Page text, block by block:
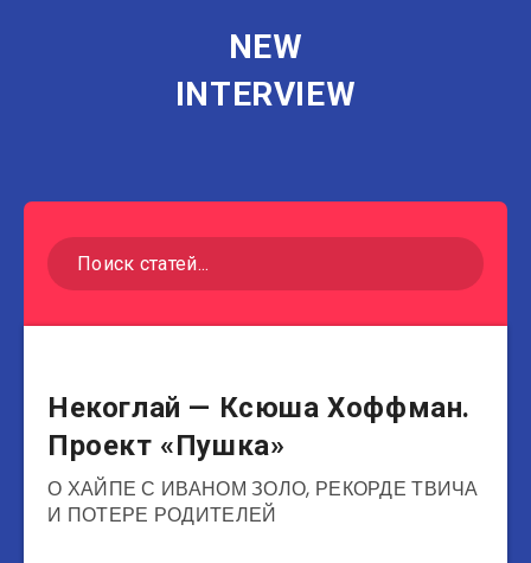
NEW
INTERVIEW
Блогеры
Некоглай — Ксюша Хоффман.
Проект «Пушка»
О ХАЙПЕ С ИВАНОМ ЗОЛО, РЕКОРДЕ ТВИЧА
И ПОТЕРЕ РОДИТЕЛЕЙ